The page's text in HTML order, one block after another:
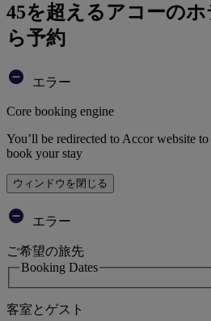
45を超えるアコーの
ら予約
エラー
Core booking engine
You’ll be redirected to Accor website
book your stay
ウィンドウを閉じる
エラー
ご希望の旅先
Booking Dates
客室とゲスト